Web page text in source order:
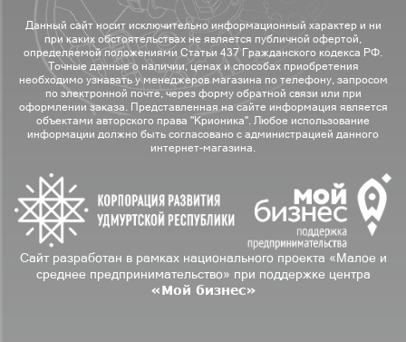
Данный сайт носит исключительно информационный характер и ни
при каких обстоятельствах не является публичной офертой,
определяемой положениями Статьи 437 Гражданского кодекса РФ.
Точные данные о наличии, ценах и способах приобретения
необходимо узнавать у менеджеров магазина по телефону, запросом
по электронной почте, через форму обратной связи или при
оформлении заказа. Представленная на сайте информация является
объектами авторского права "Крионика". Любое использование
информации должно быть согласовано с администрацией данного
интернет-магазина.
Сайт разработан в рамках национального проекта «Малое и
среднее предпринимательство» при поддержке центра
«Мой бизнес»